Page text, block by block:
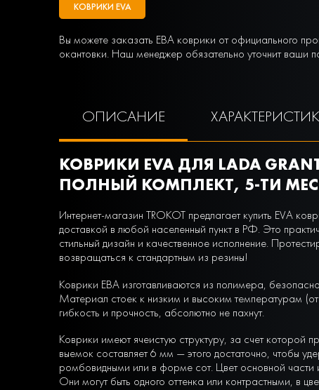
КОВРИКИ EVA
Вы можете заказать ЕВА коврики от официального
окантовки. Наш менеджер обязательно уточнит ваши
ОПИСАНИЕ
КОВРИКИ EVA ДЛЯ LADA
ПОЛНЫЙ КОМПЛЕКТ, 5-ТИ
Интернет-магазин TROKOT предлагает купить EVA
доставкой в любой населенный пункт в РФ. Это
стильный дизайн и качественное исполнение.
возвращаться к стандартным из резины!
Коврики ЕВА изготавливаются из полимера,
Материал стоек к низким и высоким температурам
гибкость и прочность, абсолютно не пахнут.
Коврики имеют ячеистую структуру, за счет которой
выемок составляет 6 мм — этого достаточно, чтобы
ромбовидными или в форме сот. Цвет основной части
Они могут быть одного оттенка или контрастными, в